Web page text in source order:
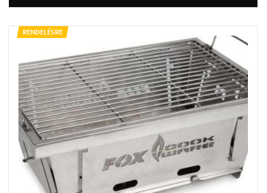
RENDELÉSRE